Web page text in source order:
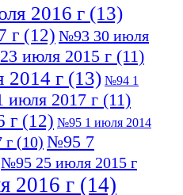
2016 г (13)
г (12) №93 30 июля
июля 2015 г (11)
г (13) №94 1
2017 г (11)
г (12) №95 1 июля 2014
г (10) №95 7
№95 25 июля 2015 г
2016 г (14)